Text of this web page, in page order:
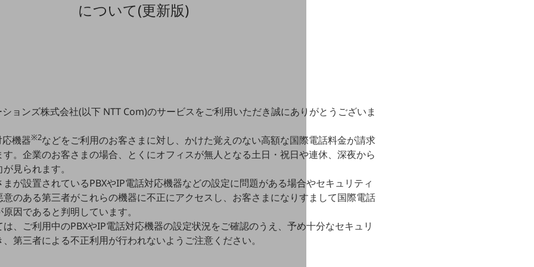
について(更新版)
ョンズ株式会社(以下 NTT Com)のサービスをご利用いただき誠にありがとうございま
機器※2などをご利用のお客さまに対し、かけた覚えのない高額な国際電話料金が請求
。企業のお客さまの場合、とくにオフィスが無人となる土日・祝日や連休、深夜から
見られます。
が設置されているPBXやIP電話対応機器などの設定に問題がある場合やセキュリティ
のある第三者がこれらの機器に不正にアクセスし、お客さまになりすまして国際電話
因であると判明しています。
、ご利用中のPBXやIP電話対応機器の設定状況をご確認のうえ、予め十分なセキュリ
第三者による不正利用が行われないようご注意ください。